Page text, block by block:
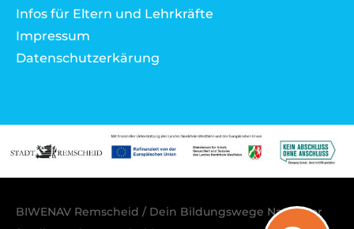
Infos für Eltern und Lehrkräfte
Impressum
Datenschutzerkärung
BIWENAV Remscheid / Dein Bildungswege Navigator